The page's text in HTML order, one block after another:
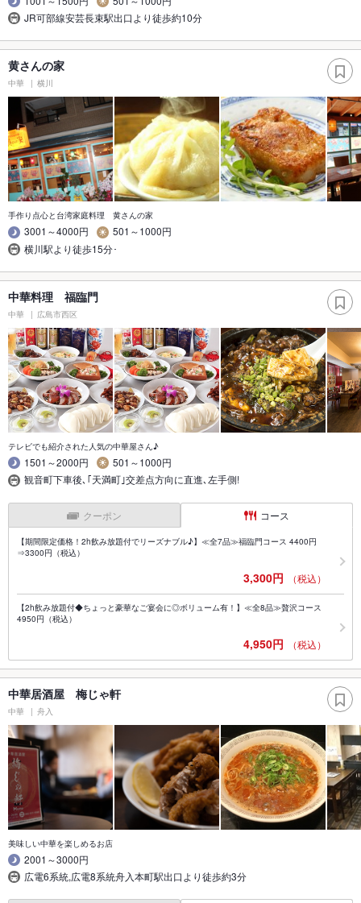
JR可部線安芸長束駅出口より徒歩約10分
黄さんの家
中華 横川
手作り点心と台湾家庭料理 黄さんの家
3001～4000円
501～1000円
横川駅より徒歩15分･
中華料理 福臨門
中華 広島市西区
テレビでも紹介された人気の中華屋さん♪
1501～2000円
501～1000円
観音町下車後､｢天満町｣交差点方向に直進､左手側!
クーポン コース
【期間限定価格！2h飲み放題付でリーズナブル♪】≪全7品≫福臨門コース 4400円
⇒3300円（税込）
3,300円 （税込）
【2h飲み放題付◆ちょっと豪華なご宴会に◎ボリューム有！】≪全8品≫贅沢コース
4950円（税込）
4,950円 （税込）
中華居酒屋 梅じゃ軒
中華 舟入
美味しい中華を楽しめるお店
2001～3000円
広電6系統,広電8系統舟入本町駅出口より徒歩約3分